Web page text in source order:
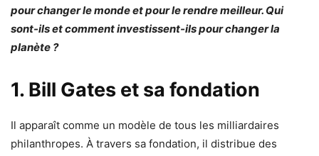
pour changer le monde et pour le rendre meilleur. Qui
sont-ils et comment investissent-ils pour changer la
planète ?
1. Bill Gates et sa fondation
Il apparaît comme un modèle de tous les milliardaires
philanthropes. À travers sa fondation, il distribue des